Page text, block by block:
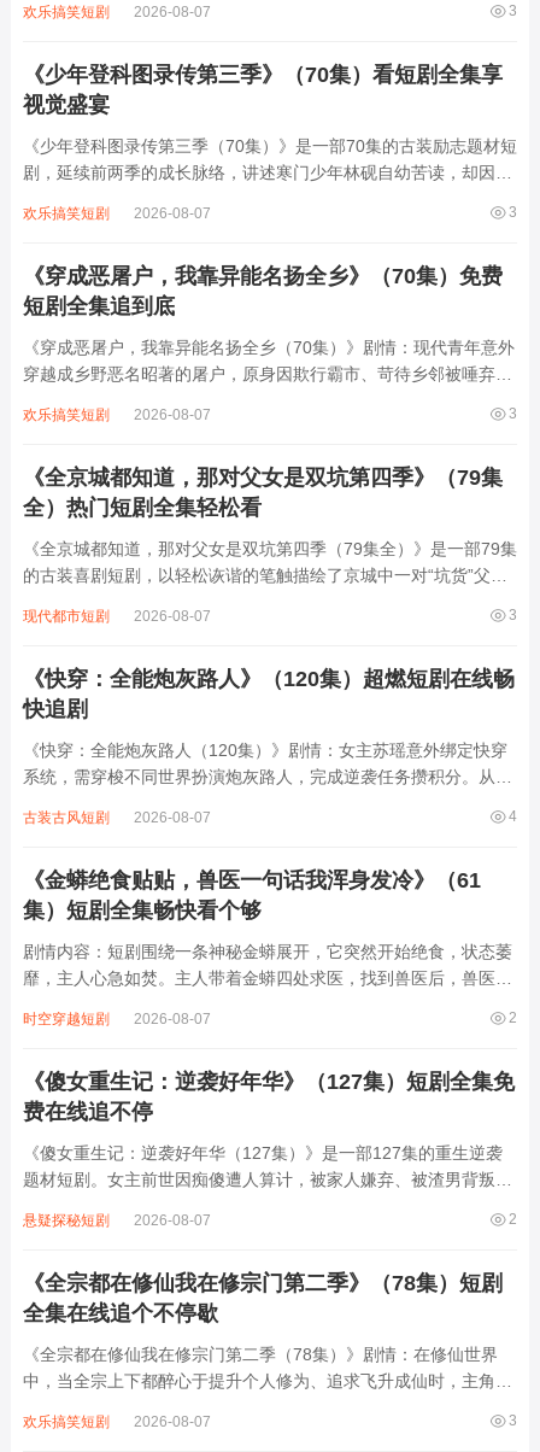
的插画师，顾南洲则是毒舌傲娇的金融精英，日常斗嘴中碰撞出无
3
欢乐搞笑短剧 2026-08-07
《少年登科图录传第三季》（70集）看短剧全集享
视觉盛宴
《少年登科图录传第三季（70集）》是一部70集的古装励志题材短
剧，延续前两季的成长脉络，讲述寒门少年林砚自幼苦读，却因家
科举之路上披荆斩棘，从乡试到殿试层层突围，更在京城结识了志
3
欢乐搞笑短剧 2026-08-07
《穿成恶屠户，我靠异能名扬全乡》（70集）免费
短剧全集追到底
《穿成恶屠户，我靠异能名扬全乡（70集）》剧情：现代青年意外
穿越成乡野恶名昭著的屠户，原身因欺行霸市、苛待乡邻被唾弃。
良屠宰技艺，让猪肉品质远超同行。从智斗地痞到揭露奸商阴谋，
3
欢乐搞笑短剧 2026-08-07
《全京城都知道，那对父女是双坑第四季》（79集
全）热门短剧全集轻松看
《全京城都知道，那对父女是双坑第四季（79集全）》是一部79集
的古装喜剧短剧，以轻松诙谐的笔触描绘了京城中一对“坑货”父女
总爱闯祸的小丫头，两人联手“坑”遍京城，从市井小贩到朝堂权贵
3
现代都市短剧 2026-08-07
《快穿：全能炮灰路人》（120集）超燃短剧在线畅
快追剧
《快穿：全能炮灰路人（120集）》剧情：女主苏瑶意外绑定快穿
系统，需穿梭不同世界扮演炮灰路人，完成逆袭任务攒积分。从古
身份开局，却凭借智慧与全能技能扭转乾坤。面对恶毒女配的刁
4
古装古风短剧 2026-08-07
《金蟒绝食贴贴，兽医一句话我浑身发冷》（61
集）短剧全集畅快看个够
剧情内容：短剧围绕一条神秘金蟒展开，它突然开始绝食，状态萎
靡，主人心急如焚。主人带着金蟒四处求医，找到兽医后，兽医一
隐藏着不为人知的危险秘密，可能是生存环境突变，也可能是遭遇
2
时空穿越短剧 2026-08-07
《傻女重生记：逆袭好年华》（127集）短剧全集免
费在线追不停
《傻女重生记：逆袭好年华（127集）》是一部127集的重生逆袭
题材短剧。女主前世因痴傻遭人算计，被家人嫌弃、被渣男背叛，
面对曾经伤害她的人，她巧妙反击，让恶毒继母、虚伪妹妹等阴谋
2
悬疑探秘短剧 2026-08-07
《全宗都在修仙我在修宗门第二季》（78集）短剧
全集在线追个不停歇
《全宗都在修仙我在修宗门第二季（78集）》剧情：在修仙世界
中，当全宗上下都醉心于提升个人修为、追求飞升成仙时，主角却
四处收集资源，升级宗门设施，吸引各方人才。期间，他不仅要应
3
欢乐搞笑短剧 2026-08-07